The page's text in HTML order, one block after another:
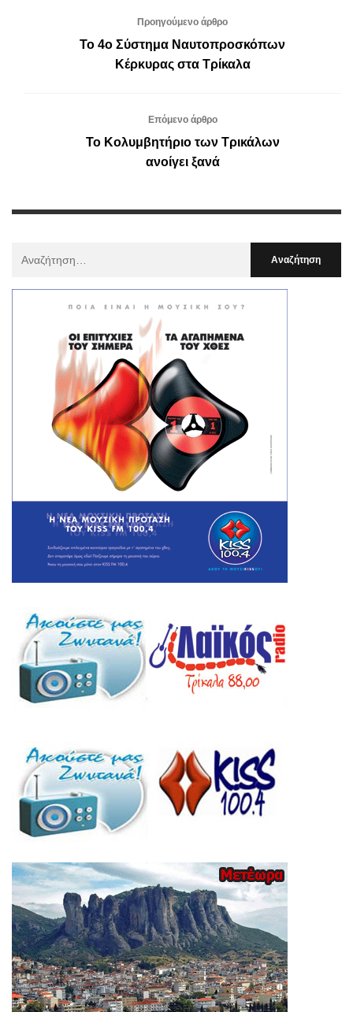
Προηγούμενο άρθρο
Το 4ο Σύστημα Ναυτοπροσκόπων
Κέρκυρας στα Τρίκαλα
Επόμενο άρθρο
Το Κολυμβητήριο των Τρικάλων
ανοίγει ξανά
: